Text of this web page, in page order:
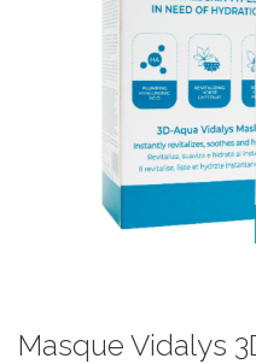
Masque Vidalys